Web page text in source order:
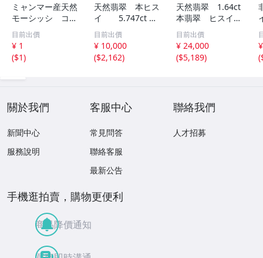
ミャンマー産天然
モーシッシ コス
モクロア 翡翠輝
石 原石20.16g^
^激レア石^ ^
目前出價
¥ 1
($1)
天然翡翠 本ヒス
イ 5.747ct 日
宝協ソーティン
グ ルース
天然ひすい
目前出價
¥ 10,000
($2,162)
天然翡翠 1.64ct
本翡翠 ヒスイ
ジェイダイト ル
ース
目前出價
¥ 24,000
($5,189)
(
關於我們
新聞中心
服務說明
客服中心
常見問答
聯絡客服
最新公告
聯絡我們
人才招募
手機逛拍賣，購物更便利
商品降價通知